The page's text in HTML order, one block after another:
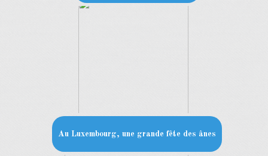
Au Luxembourg, une grande fête des ânes